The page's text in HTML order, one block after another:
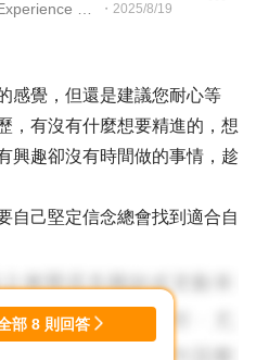
・ 2025/8/19
感覺，但還是建議您耐心等
，有沒有什麼想要精進的，想
興趣卻沒有時間做的事情，趁
自己堅定信念總會找到適合自
部 8 則回答